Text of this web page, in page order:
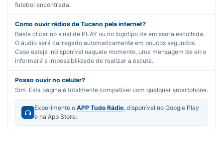
futebol encontrada.
Como ouvir rádios de Tucano pela internet?
Basta clicar no sinal de PLAY ou no logotipo da emissora escolhida.
O áudio será carregado automaticamente em poucos segundos.
Caso esteja indisponível naquele momento, uma mensagem de erro
informará a impossibilidade de realizar a escuta.
Posso ouvir no celular?
Sim. Esta página é totalmente compatível com qualquer smartphone.
Experimente o APP Tudo Rádio, disponível no Google Play
e na App Store.